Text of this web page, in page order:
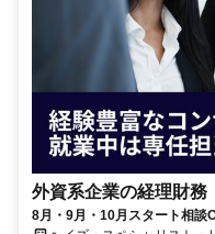
外資系企業の経理財務
8月・9月・10月スタート相談